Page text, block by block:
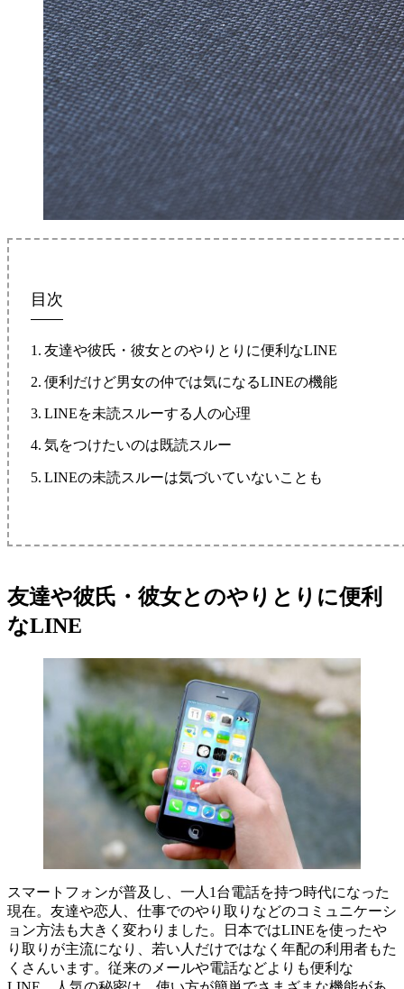
目次
友達や彼氏・彼女とのやりとりに便利なLINE
便利だけど男女の仲では気になるLINEの機能
LINEを未読スルーする人の心理
気をつけたいのは既読スルー
LINEの未読スルーは気づいていないことも
友達や彼氏・彼女とのやりとりに便利
なLINE
スマートフォンが普及し、一人1台電話を持つ時代になった
現在。友達や恋人、仕事でのやり取りなどのコミュニケーシ
ョン方法も大きく変わりました。日本ではLINEを使ったや
り取りが主流になり、若い人だけではなく年配の利用者もた
くさんいます。従来のメールや電話などよりも便利な